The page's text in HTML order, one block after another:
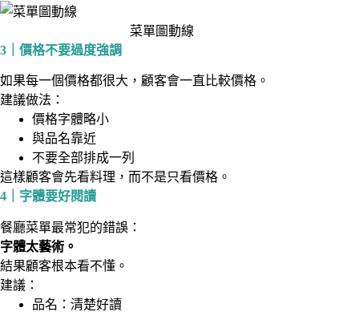
菜單圖動線
3｜價格不要過度強調
如果每一個價格都很大，顧客會一直比較價格。
建議做法：
價格字體略小
與品名靠近
不要全部排成一列
這樣顧客會先看料理，而不是只看價格。
4｜字體要好閱讀
餐廳菜單最常犯的錯誤：
字體太藝術。
結果顧客根本看不懂。
建議：
品名：清楚好讀